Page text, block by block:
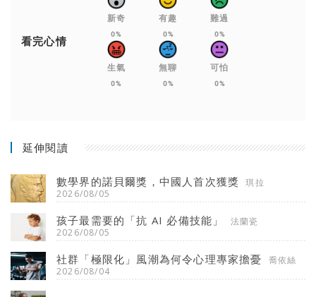
看完心情
新奇
0%
有趣
0%
難過
0%
生氣
0%
無聊
0%
可怕
0%
延伸閱讀
數學界的諾貝爾獎，中國人首次獲獎
琪拉
2026/08/05
孩子最需要的「抗 AI 必備技能」
法蘭瓷
2026/08/05
社群「極限化」風潮為何令心理專家擔憂
喬依絲
2026/08/04